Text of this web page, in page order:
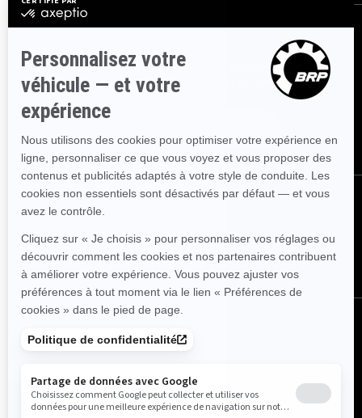
Inscrivez-vous à nos courriels.
Recevez les dernières
nouvelles, les événements et les offres.